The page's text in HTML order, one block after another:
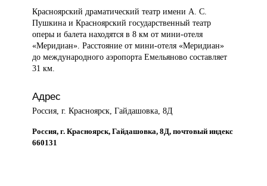
Красноярский драматический театр имени А. С.
Пушкина и Красноярский государственный театр
оперы и балета находятся в 8 км от мини-отеля
«Меридиан». Расстояние от мини-отеля «Меридиан»
до международного аэропорта Емельяново составляет
31 км.
Адрес
Россия, г. Красноярск, Гайдашовка, 8Д
Россия, г. Красноярск, Гайдашовка, 8Д, почтовый индекс
660131